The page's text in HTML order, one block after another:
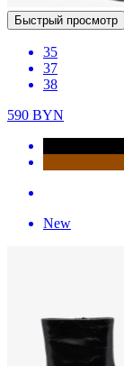
Быстрый просмотр
35
37
38
590 BYN
New